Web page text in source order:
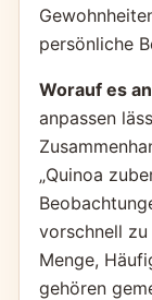
persönliche
Worauf es
anpassen
„Quinoa
vorschnell zu
Menge,
gehören